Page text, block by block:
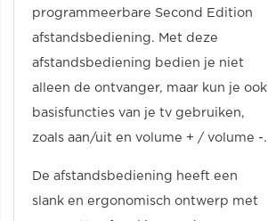
programmeerbare Second Edition
afstandsbediening. Met deze
afstandsbediening bedien je niet
alleen de ontvanger, maar kun je ook
basisfuncties van je tv gebruiken,
zoals aan/uit en volume + / volume -.
De afstandsbediening heeft een
slank en ergonomisch ontwerp met